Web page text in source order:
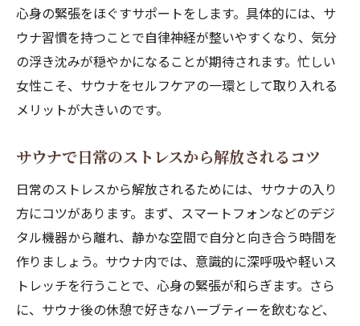
心身の緊張をほぐすサポートをします。具体的には、サ
ウナ習慣を持つことで自律神経が整いやすくなり、気分
の浮き沈みが穏やかになることが期待されます。忙しい
女性こそ、サウナをセルフケアの一環として取り入れる
メリットが大きいのです。
サウナで日常のストレスから解放されるコツ
日常のストレスから解放されるためには、サウナの入り
方にコツがあります。まず、スマートフォンなどのデジ
タル機器から離れ、静かな空間で自分と向き合う時間を
作りましょう。サウナ内では、意識的に深呼吸や軽いス
トレッチを行うことで、心身の緊張が和らぎます。さら
に、サウナ後の休憩で好きなハーブティーを飲むなど、